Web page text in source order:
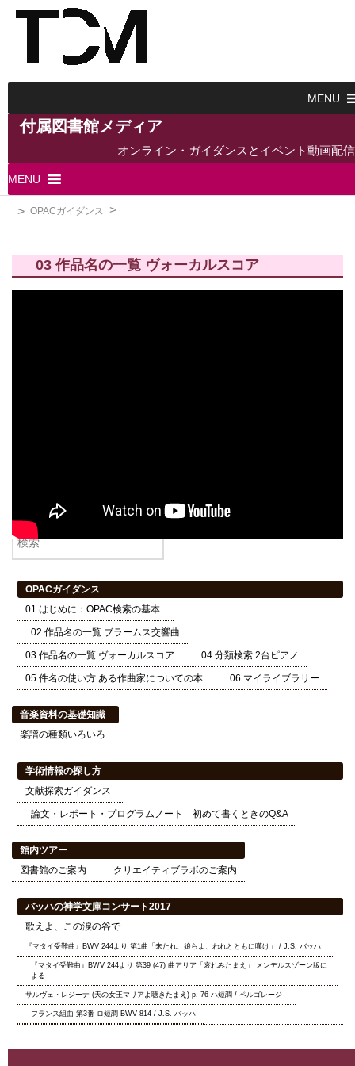
MENU
付属図書館メディア
オンライン・ガイダンスとイベント動画配信
MENU
OPACガイダンス
03 作品名の一覧 ヴォーカルスコア
OPACガイダンス
01 はじめに：OPAC検索の基本
02 作品名の一覧 ブラームス交響曲
03 作品名の一覧 ヴォーカルスコア 04 分類検索 2台ピアノ
05 件名の使い方 ある作曲家についての本 06 マイライブラリー
音楽資料の基礎知識
楽譜の種類いろいろ
学術情報の探し方
文献探索ガイダンス
論文・レポート・プログラムノート 初めて書くときのQ&A
館内ツアー
図書館のご案内
クリエイティブラボのご案内
バッハの神学文庫コンサート2017
歌えよ、この涙の谷で
『マタイ受難曲』BWV 244より 第1曲「来たれ、娘らよ、われとともに嘆け」 / J.S. バッハ
『マタイ受難曲』BWV 244より 第39 (47) 曲アリア「哀れみたまえ」 メンデルスゾーン版に
よる
サルヴェ・レジーナ (天の女王マリアよ聴きたまえ) p. 76 ハ短調 / ペルゴレージ
フランス組曲 第3番 ロ短調 BWV 814 / J.S. バッハ